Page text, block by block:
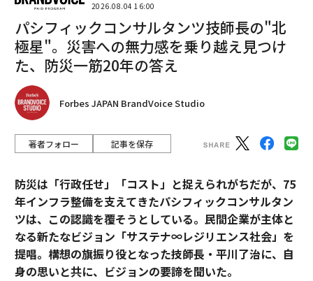
2026.08.04 16:00
パシフィックコンサルタンツ技師長の"北
極星"。災害への無力感を乗り越え見つけ
た、防災一筋20年の答え
Forbes JAPAN BrandVoice Studio
著者フォロー 記事を保存
防災は「行政任せ」「コスト」と捉えられがちだが、75
年インフラ整備を支えてきたパシフィックコンサルタン
ツは、この認識を覆そうとしている。民間企業が主体と
なる新たなビジョン「サステナ∞レジリエンス社会」を
提唱。構想の旗振り役となった技師長・平川了治に、自
身の思いと共に、ビジョンの要諦を聞いた。